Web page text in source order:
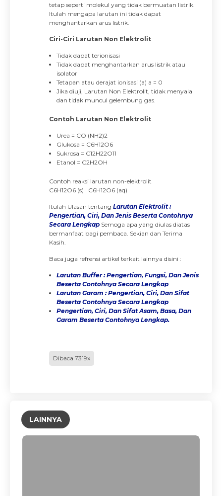
tetap seperti molekul yang tidak bermuatan listrik.
Itulah mengapa larutan ini tidak dapat
menghantarkan arus listrik.
Ciri-Ciri Larutan Non Elektrolit
Tidak dapat terionisasi
Tidak dapat menghantarkan arus listrik atau
isolator
Tetapan atau derajat ionisasi (a) a = 0
Jika diuji, Larutan Non Elektrolit, tidak menyala
dan tidak muncul gelembung gas.
Contoh Larutan Non Elektrolit
Urea = CO (NH2)2
Glukosa = C6H12O6
Sukrosa = C12H22O11
Etanol = C2H2OH
Contoh reaksi larutan non-elektrolit
C6H12O6 (s) C6H12O6 (aq)
Itulah Ulasan tentang Larutan Elektrolit :
Pengertian, Ciri, Dan Jenis Beserta Contohnya
Secara Lengkap Semoga apa yang diulas diatas
bermanfaat bagi pembaca. Sekian dan Terima
Kasih.
Baca juga refrensi artikel terkait lainnya disini :
Larutan Buffer : Pengertian, Fungsi, Dan Jenis
Beserta Contohnya Secara Lengkap
Larutan Garam : Pengertian, Ciri, Dan Sifat
Beserta Contohnya Secara Lengkap
Pengertian, Ciri, Dan Sifat Asam, Basa, Dan
Garam Beserta Contohnya Lengkap.
Dibaca 7319x
LAINNYA